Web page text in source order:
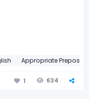
Appropriate
1 634